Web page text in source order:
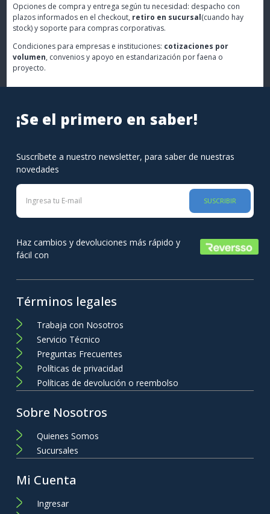
Opciones de compra y entrega según tu necesidad: despacho con
plazos informados en el checkout, retiro en sucursal(cuando hay
stock) y soporte para compras corporativas.
Condiciones para empresas e instituciones: cotizaciones por
volumen, convenios y apoyo en estandarización por faena o
proyecto.
¡Se el primero en saber!
Suscríbete a nuestro newsletter, para saber de nuestras
novedades
SUSCRIBIR
Haz cambios y devoluciones más rápido y
fácil con
Términos legales
Trabaja con Nosotros
Servicio Técnico
Preguntas Frecuentes
Políticas de privacidad
Políticas de devolución o reembolso
Sobre Nosotros
Quienes Somos
Sucursales
Mi Cuenta
Ingresar